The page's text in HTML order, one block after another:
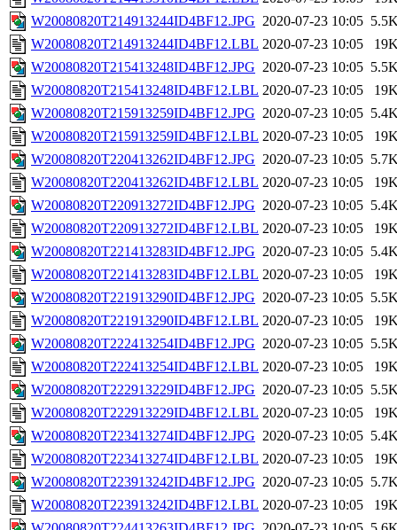
W20080820T214913244ID4BF12.JPG 2020-07-23 10:05
W20080820T214913244ID4BF12.LBL 2020-07-23 10:05
W20080820T215413248ID4BF12.JPG 2020-07-23 10:05
W20080820T215413248ID4BF12.LBL 2020-07-23 10:05
W20080820T215913259ID4BF12.JPG 2020-07-23 10:05
W20080820T215913259ID4BF12.LBL 2020-07-23 10:05
W20080820T220413262ID4BF12.JPG 2020-07-23 10:05
W20080820T220413262ID4BF12.LBL 2020-07-23 10:05
W20080820T220913272ID4BF12.JPG 2020-07-23 10:05
W20080820T220913272ID4BF12.LBL 2020-07-23 10:05
W20080820T221413283ID4BF12.JPG 2020-07-23 10:05
W20080820T221413283ID4BF12.LBL 2020-07-23 10:05
W20080820T221913290ID4BF12.JPG 2020-07-23 10:05
W20080820T221913290ID4BF12.LBL 2020-07-23 10:05
W20080820T222413254ID4BF12.JPG 2020-07-23 10:05
W20080820T222413254ID4BF12.LBL 2020-07-23 10:05
W20080820T222913229ID4BF12.JPG 2020-07-23 10:05
W20080820T222913229ID4BF12.LBL 2020-07-23 10:05
W20080820T223413274ID4BF12.JPG 2020-07-23 10:05
W20080820T223413274ID4BF12.LBL 2020-07-23 10:05
W20080820T223913242ID4BF12.JPG 2020-07-23 10:05
W20080820T223913242ID4BF12.LBL 2020-07-23 10:05